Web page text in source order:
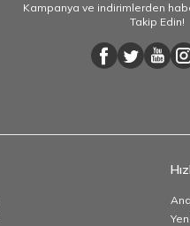
Kampanya ve indirimlerden
Takip Edin!